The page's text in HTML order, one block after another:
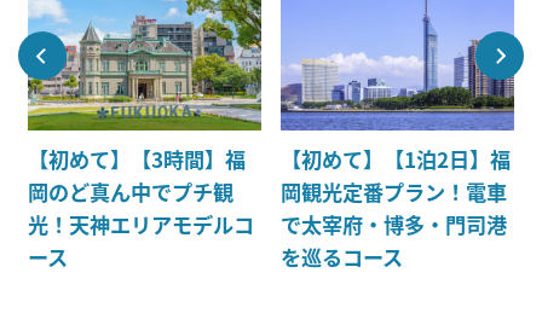
【初めて】【3時間】福
岡のど真ん中でプチ観
光！天神エリアモデルコ
ース
【初めて】【1泊2日】福
岡観光定番プラン！電車
で太宰府・博多・門司港
を巡るコース